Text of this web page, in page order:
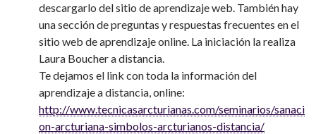
descargarlo del sitio de aprendizaje web. También hay
una sección de preguntas y respuestas frecuentes en el
sitio web de aprendizaje online. La iniciación la realiza
Laura Boucher a distancia.
Te dejamos el link con toda la información del
aprendizaje a distancia, online:
http://www.tecnicasarcturianas.com/seminarios/sanaci
on-arcturiana-simbolos-arcturianos-distancia/